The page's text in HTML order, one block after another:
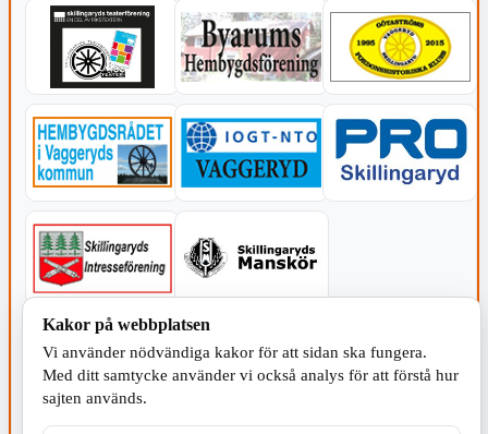
KOMMUNEN
Kakor på webbplatsen
Vi använder nödvändiga kakor för att sidan ska fungera.
Med ditt samtycke använder vi också analys för att förstå hur
sajten används.